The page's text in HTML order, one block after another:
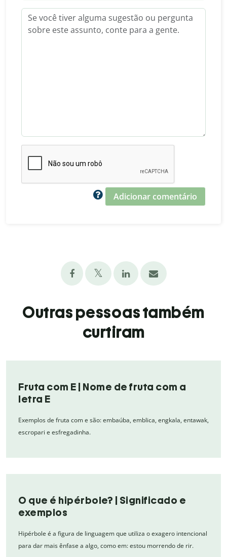
Adicionar comentário
Outras pessoas também
curtiram
Fruta com E | Nome de fruta com a
letra E
Exemplos de fruta com e são: embaúba, emblica, engkala, entawak,
escropari e esfregadinha.
O que é hipérbole? | Significado e
exemplos
Hipérbole é a figura de linguagem que utiliza o exagero intencional
para dar mais ênfase a algo, como em: estou morrendo de rir.